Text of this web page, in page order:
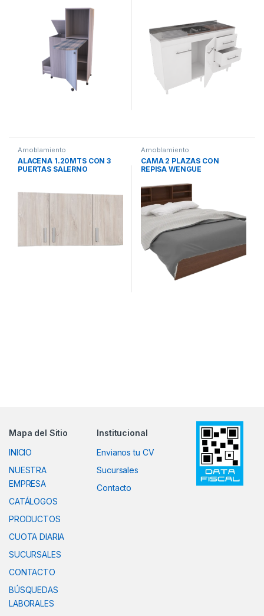
Amoblamiento
ALACENA 1.20MTS CON 3
PUERTAS SALERNO
Amoblamiento
CAMA 2 PLAZAS CON
REPISA WENGUE
Mapa del Sitio
INICIO
NUESTRA
EMPRESA
CATÁLOGOS
PRODUCTOS
CUOTA DIARIA
SUCURSALES
CONTACTO
BÚSQUEDAS
LABORALES
Institucional
Envianos tu CV
Sucursales
Contacto